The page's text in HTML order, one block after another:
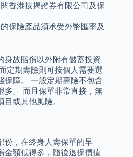
香港按揭證券有限公司及保
保險產品須承受外幣匯率及
身故賠償以外附有儲蓄投資
定期壽險則可按個人需要選
保障。 一般定期壽險不包含
多。 而且保單非常直接，無
或其他風險。
份，在終身人壽保單的早
金額低得多，隨後退保價值